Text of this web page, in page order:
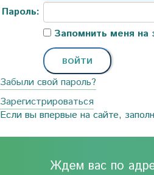
Пароль:
Запомнить меня
Забыли свой пароль?
Зарегистрироваться
Если вы впервые на сайте,
Ждем вас по